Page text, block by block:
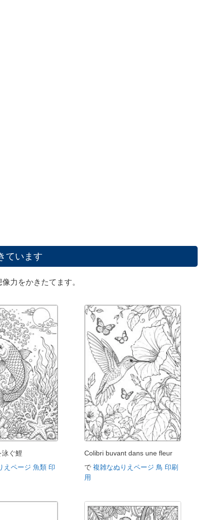
ています
力をかきたてます。
泳ぐ鯉
えページ 魚類 印
Colibri buvant dans une fleur
で複雑なぬりえページ 鳥 印刷
用